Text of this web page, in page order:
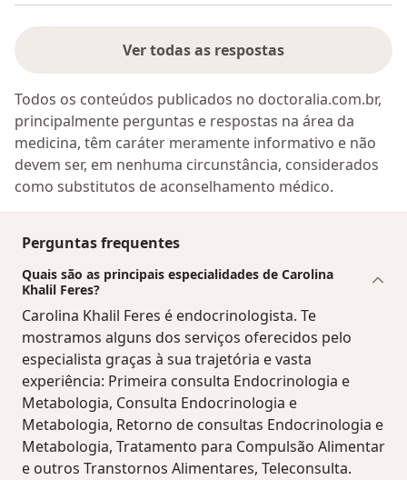
Ver todas as respostas
Todos os conteúdos publicados no doctoralia.com.br,
principalmente perguntas e respostas na área da
medicina, têm caráter meramente informativo e não
devem ser, em nenhuma circunstância, considerados
como substitutos de aconselhamento médico.
Perguntas frequentes
Quais são as principais especialidades de Carolina
Khalil Feres?
Carolina Khalil Feres é endocrinologista. Te
mostramos alguns dos serviços oferecidos pelo
especialista graças à sua trajetória e vasta
experiência: Primeira consulta Endocrinologia e
Metabologia, Consulta Endocrinologia e
Metabologia, Retorno de consultas Endocrinologia e
Metabologia, Tratamento para Compulsão Alimentar
e outros Transtornos Alimentares, Teleconsulta.